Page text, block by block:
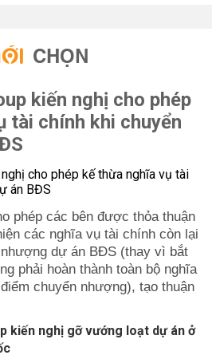
CHỌN
kiến nghị cho phép
tài chính khi chuyển
phép các bên được thỏa thuận
các nghĩa vụ tài chính còn lại
dự án BĐS (thay vì bắt
phải hoàn thành toàn bộ nghĩa
chuyển nhượng), tạo thuận
kiến nghị gỡ vướng loạt dự án ở